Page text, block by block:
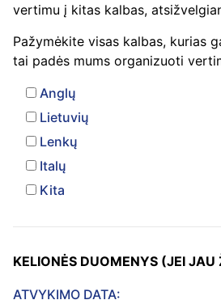
vertimu į kitas kalbas,
Pažymėkite visas kalbas, kurias
tai padės mums organizuoti
Anglų
Lietuvių
Lenkų
Italų
Kita
KELIONĖS DUOMENYS (JEI JAU
ATVYKIMO DATA: